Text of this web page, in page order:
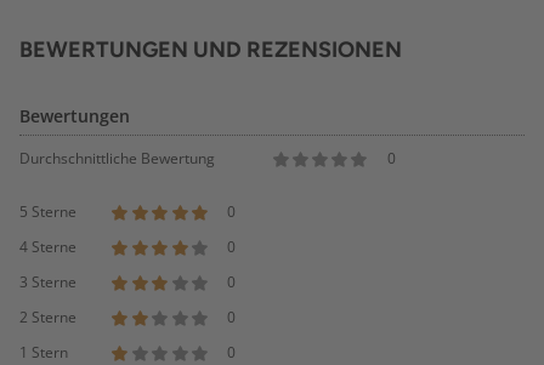
BEWERTUNGEN UND REZENSIONEN
Bewertungen
Durchschnittliche Bewertung 0
5 Sterne
0
4 Sterne
0
3 Sterne
0
2 Sterne
0
1 Stern
0